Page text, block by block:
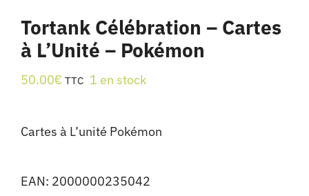
Tortank Célébration – Cartes
à L’Unité – Pokémon
50.00€ TTC 1 en stock
Cartes à L’unité Pokémon
EAN: 2000000235042